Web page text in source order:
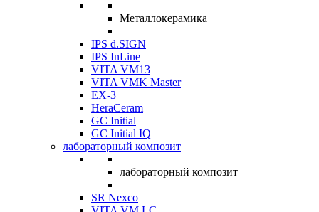
Металлокерамика
IPS d.SIGN
IPS InLine
VITA VM13
VITA VMK Master
EX-3
HeraCeram
GC Initial
GC Initial IQ
лабораторный композит
лабораторный композит
SR Nexco